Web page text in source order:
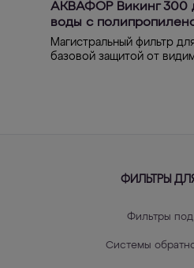
АКВАФОР Викинг 300
воды с
Магистральный фильтр
базовой защитой от
ФИЛЬТРЫ
Фильтры
Системы